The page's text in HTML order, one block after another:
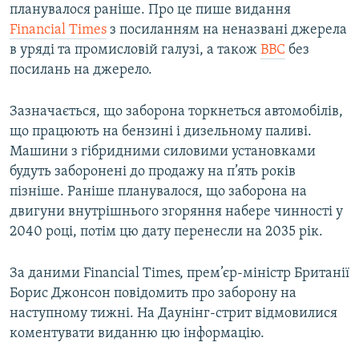
ДОЛУЧАЙСЯ!
Усі сайти RFE/RL
планувалося раніше. Про це пише видання
Financial Times з посиланням на неназвані джерела
в уряді та промисловій галузі, а також ВВС без
посилань на джерело.
Зазначається, що заборона торкнеться автомобілів,
що працюють на бензині і дизельному паливі.
Машини з гібридними силовими установками
будуть заборонені до продажу на п’ять років
пізніше. Раніше планувалося, що заборона на
двигуни внутрішнього згоряння набере чинності у
2040 році, потім цю дату перенесли на 2035 рік.
За даними Financial Times, прем’єр-міністр Британії
Борис Джонсон повідомить про заборону на
наступному тижні. На Даунінг-стрит відмовилися
коментувати виданню цю інформацію.